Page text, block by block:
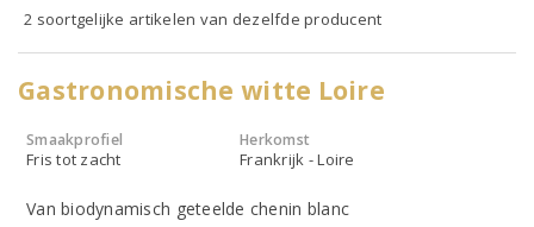
2 soortgelijke artikelen van dezelfde producent
Gastronomische witte Loire
Smaakprofiel
Fris tot zacht
Herkomst
Frankrijk - Loire
Van biodynamisch geteelde chenin blanc